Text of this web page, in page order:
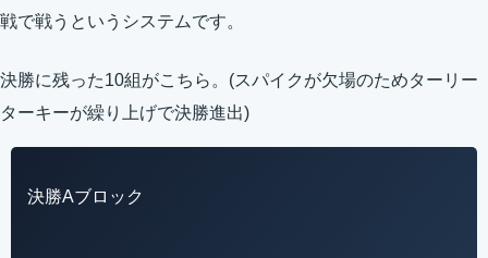
戦で戦うというシステムです。
決勝に残った10組がこちら。(スパイクが欠場のためターリー
ターキーが繰り上げで決勝進出)
決勝Aブロック